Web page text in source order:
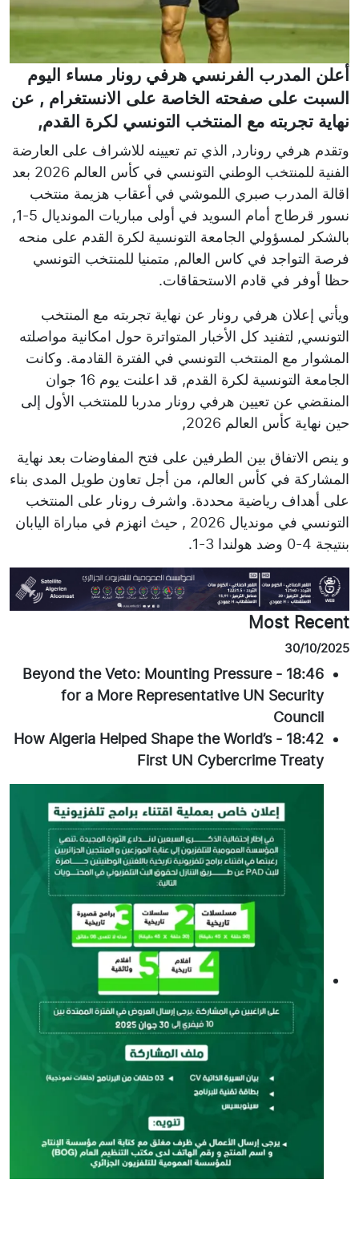
أعلن المدرب الفرنسي هرفي رونار مساء اليوم
السبت على صفحته الخاصة على الانستغرام , عن
نهاية تجربته مع المنتخب التونسي لكرة القدم,
وتقدم هرفي رونارد, الذي تم تعيينه للاشراف على العارضة
الفنية للمنتخب الوطني التونسي في كأس العالم 2026 بعد
اقالة المدرب صبري اللموشي في أعقاب هزيمة منتخب
نسور قرطاج أمام السويد في أولى مباريات المونديال 5-1,
بالشكر لمسؤولي الجامعة التونسية لكرة القدم على منحه
فرصة التواجد في كاس العالم, متمنيا للمنتخب التونسي
حظا أوفر في قادم الاستحقاقات.
ويأتي إعلان هرفي رونار عن نهاية تجربته مع المنتخب
التونسي, لتفنيد كل الأخبار المتواترة حول امكانية مواصلته
المشوار مع المنتخب التونسي في الفترة القادمة. وكانت
الجامعة التونسية لكرة القدم, قد اعلنت يوم 16 جوان
المنقضي عن تعيين هرفي رونار مدربا للمنتخب الأول إلى
حين نهاية كأس العالم 2026,
و ينص الاتفاق بين الطرفين على فتح المفاوضات بعد نهاية
المشاركة في كأس العالم، من أجل تعاون طويل المدى بناء
على أهداف رياضية محددة. واشرف رونار على المنتخب
التونسي في مونديال 2026 , حيث انهزم في مباراة اليابان
بنتيجة 4-0 وضد هولندا 3-1.
Most Recent
30/10/2025
18:46
-
Beyond the Veto: Mounting Pressure
for a More Representative UN Security
Council
18:42
-
How Algeria Helped Shape the World’s
First UN Cybercrime Treaty